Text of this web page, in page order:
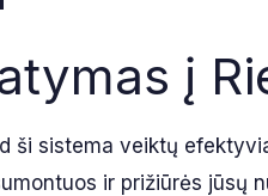
į
ši sistema veiktų
ir prižiūrės jūsų